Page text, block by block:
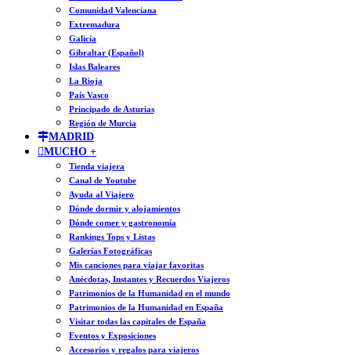
Comunidad Valenciana
Extremadura
Galicia
Gibraltar (Español)
Islas Baleares
La Rioja
País Vasco
Principado de Asturias
Región de Murcia
MADRID
MUCHO +
Tienda viajera
Canal de Youtube
Ayuda al Viajero
Dónde dormir y alojamientos
Dónde comer y gastronomía
Rankings Tops y Listas
Galerías Fotográficas
Mis canciones para viajar favoritas
Anécdotas, Instantes y Recuerdos Viajeros
Patrimonios de la Humanidad en el mundo
Patrimonios de la Humanidad en España
Visitar todas las capitales de España
Eventos y Exposiciones
Accesorios y regalos para viajeros